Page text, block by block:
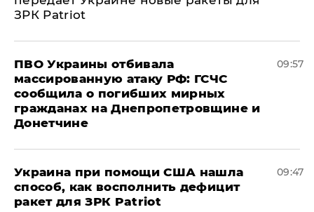
ЗРК Patriot
ПВО Украины отбивала
массированную атаку РФ: ГСЧС
сообщила о погибших мирных
гражданах на Днепропетровщине и
Донетчине
09:57
Украина при помощи США нашла
способ, как восполнить дефицит
ракет для ЗРК Patriot
09:47